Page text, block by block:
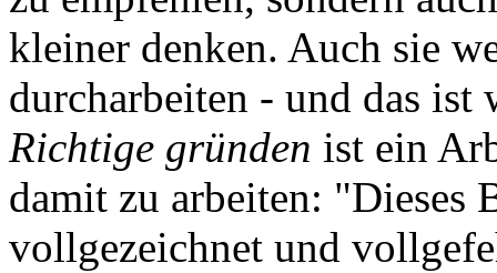
kleiner denken. Auch sie
durcharbeiten - und das
Richtige gründen ist ein
damit zu arbeiten: "Dieses
vollgezeichnet und